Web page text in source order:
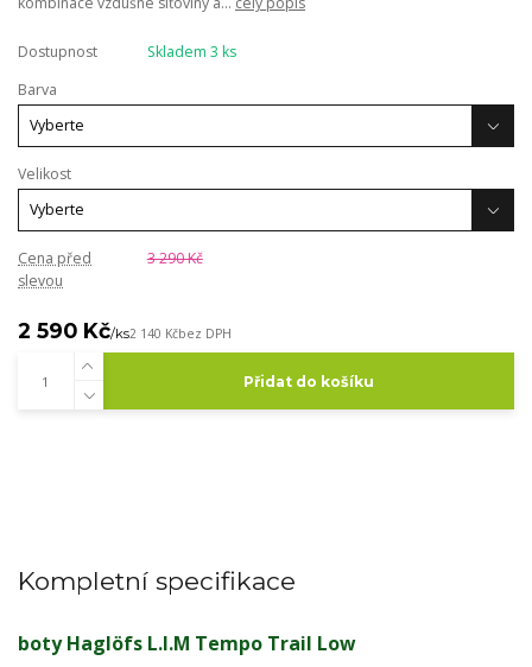
Dostupnost
Skladem 3 ks
Barva
Velikost
Cena před
slevou
3 290 Kč
2 590 Kč/ks2 140 Kčbez DPH
Přidat do košíku
Kompletní specifikace
boty Haglöfs L.I.M Tempo Trail Low